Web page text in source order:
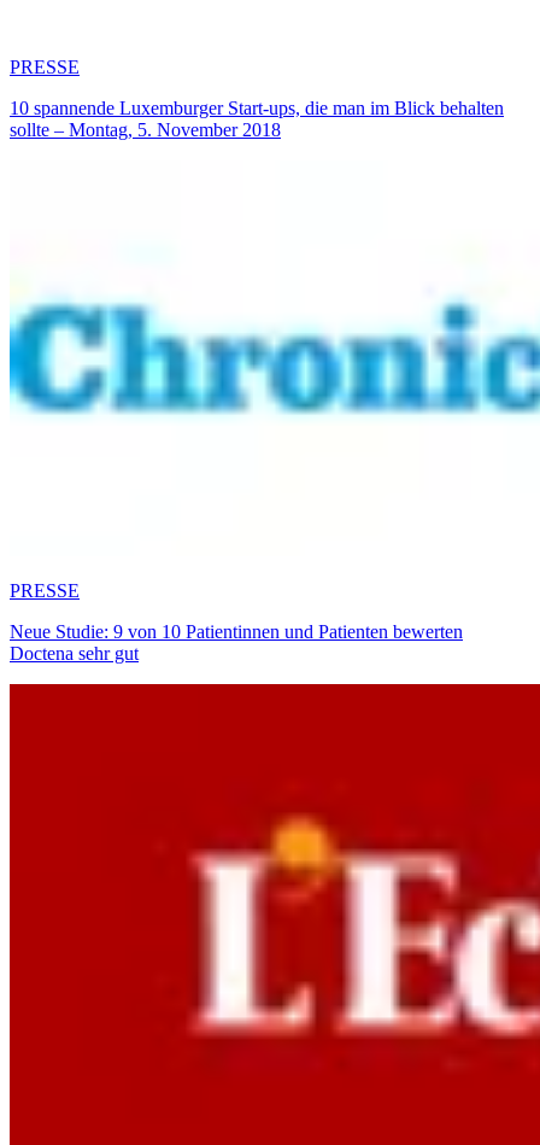
PRESSE
10 spannende Luxemburger Start-ups, die man im Blick behalten
sollte – Montag, 5. November 2018
PRESSE
Neue Studie: 9 von 10 Patientinnen und Patienten bewerten
Doctena sehr gut